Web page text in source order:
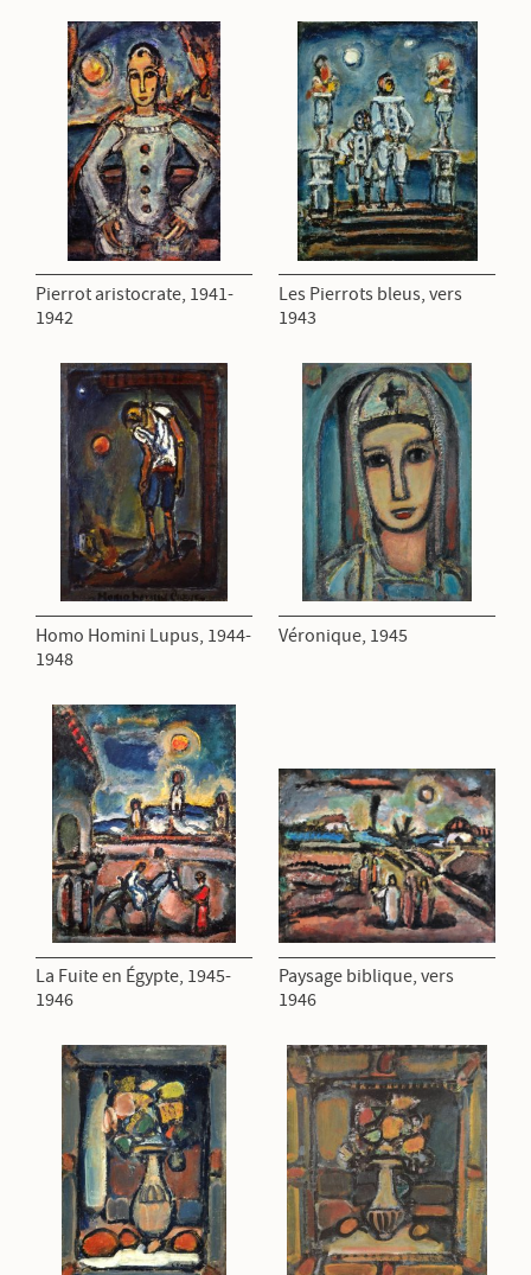
Pierrot aristocrate, 1941-
1942
Les Pierrots bleus, vers
1943
Homo Homini Lupus, 1944-
1948
Véronique, 1945
La Fuite en Égypte, 1945-
1946
Paysage biblique, vers
1946